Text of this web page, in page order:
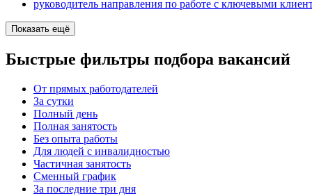
руководитель направления по работе с ключевыми
Показать ещё
Быстрые фильтры подбора вакансий
От прямых работодателей
За сутки
Полный день
Полная занятость
Без опыта работы
Для людей с инвалидностью
Частичная занятость
Сменный график
За последние три дня